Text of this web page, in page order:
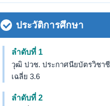
ประวัติการศึกษา
ลำดับที่ 1
วุฒิ ปวช. ประกาศนียบัตรวิชา
เฉลี่ย 3.6
ลำดับที่ 2